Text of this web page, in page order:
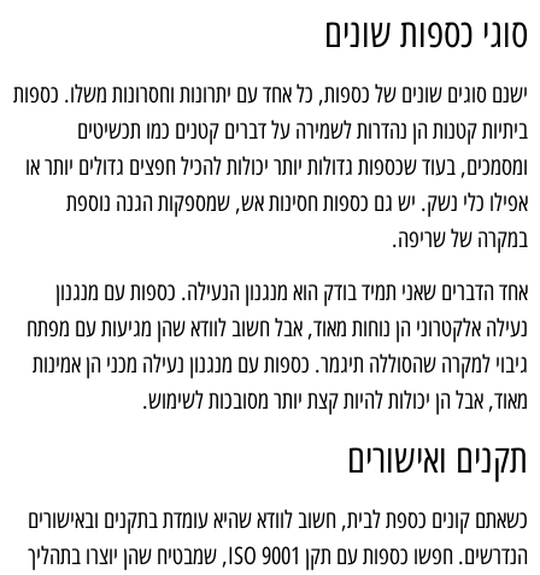
סוגי כספות שונים
ישנם סוגים שונים של כספות, כל אחד עם יתרונות וחסרונות משלו. כספות
ביתיות קטנות הן נהדרות לשמירה על דברים קטנים כמו תכשיטים
ומסמכים, בעוד שכספות גדולות יותר יכולות להכיל חפצים גדולים יותר או
אפילו כלי נשק. יש גם כספות חסינות אש, שמספקות הגנה נוספת
במקרה של שריפה.
אחד הדברים שאני תמיד בודק הוא מנגנון הנעילה. כספות עם מנגנון
נעילה אלקטרוני הן נוחות מאוד, אבל חשוב לוודא שהן מגיעות עם מפתח
גיבוי למקרה שהסוללה תיגמר. כספות עם מנגנון נעילה מכני הן אמינות
מאוד, אבל הן יכולות להיות קצת יותר מסובכות לשימוש.
תקנים ואישורים
כשאתם קונים כספת לבית, חשוב לוודא שהיא עומדת בתקנים ובאישורים
הנדרשים. חפשו כספות עם תקן ISO 9001, שמבטיח שהן יוצרו בתהליך